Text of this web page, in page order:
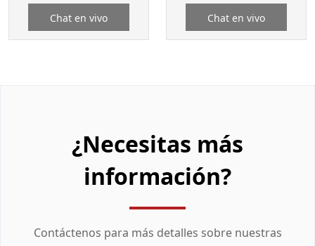
Chat en vivo Chat en vivo
¿Necesitas más
información?
Contáctenos para más detalles sobre nuestras